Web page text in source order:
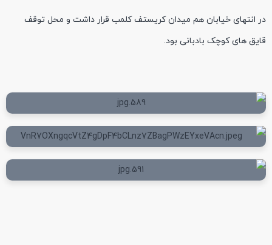
در انتهای خیابان هم میدان کریستف کلمب قرار داشت و محل توقف
قایق های کوچک بادبانی بود.